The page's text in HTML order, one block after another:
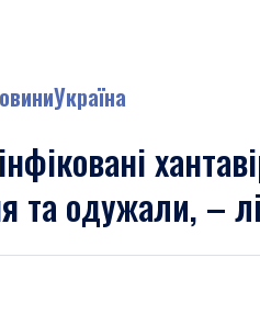
Україна
та одужали, –